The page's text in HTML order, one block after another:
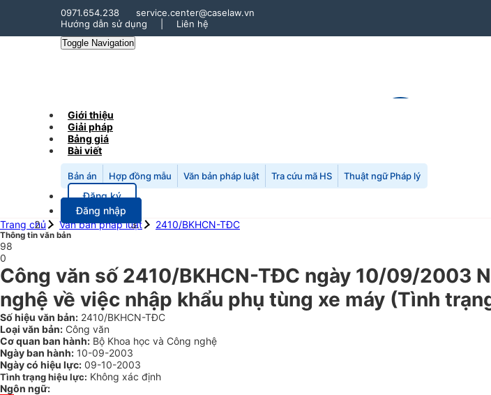
0971.654.238
service.center@caselaw.vn
Hướng dẫn sử dụng
Liên hệ
Toggle Navigation
Giới thiệu
Giải pháp
Bảng giá
Bài viết
Bản án Hợp đồng mẫu Văn bản pháp luật Tra cứu mã HS Thuật ngữ Pháp lý
Đăng ký
Đăng nhập
Trang chủ
Văn bản pháp luật 2410/BKHCN-TĐC
Thông tin văn bản
98
0
Công văn số 2410/BKHCN-TĐC ngày 10/09/2003
nghệ về việc nhập khẩu phụ tùng xe máy (Tình
Số hiệu văn bản: 2410/BKHCN-TĐC
Loại văn bản: Công văn
Cơ quan ban hành: Bộ Khoa học và Công nghệ
Ngày ban hành: 10-09-2003
Ngày có hiệu lực: 09-10-2003
Tình trạng hiệu lực: Không xác định
Ngôn ngữ: